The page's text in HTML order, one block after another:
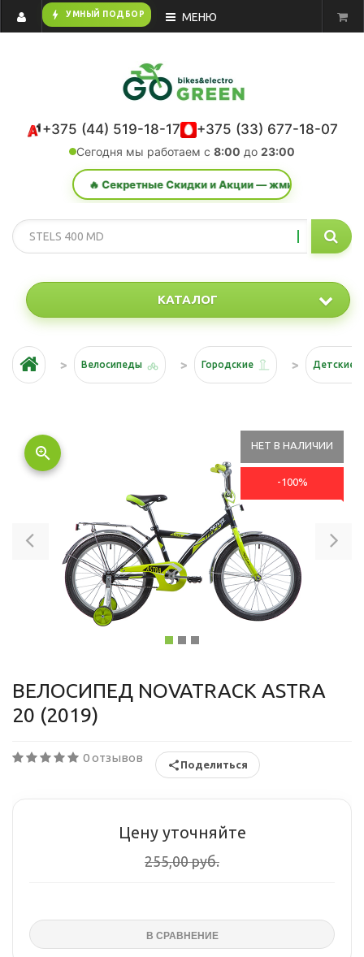
bolt УМНЫЙ ПОДБОР МЕНЮ
+375 (44) 519-18-17 +375 (33) 677-18-07
Сегодня мы работаем с 8:00 до 23:00
🔥 Секретные Скидки и Акции — жми сюда!
КАТАЛОГ
Велосипеды Городские Детские
НЕТ В НАЛИЧИИ
-100%
zoom_in
ВЕЛОСИПЕД NOVATRACK ASTRA
20 (2019)
0 отзывов Поделиться
Цену уточняйте
255,00 руб.